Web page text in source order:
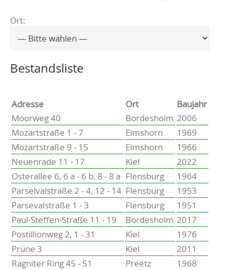
Eckernförde
Heikendorf
Kronshagen
Schwentinental
Preetz
Heide
Bordesholm
Elmshorn
Ort:
Wählen Sie einen Ort, um zur entsprechenden Seite
Bestandsliste
Adresse Ort
Baujahr
Moorweg 40
Bordesholm 2006
Mozartstraße 1 - 7
Elmshorn
1969
Mozartstraße 9 - 15
Elmshorn
1966
Neuenrade 11 - 17
Kiel
2022
Osterallee 6, 6 a - 6 b, 8 - 8 a Flensburg
1964
Parselvalstraße 2 - 4, 12 - 14 Flensburg
1953
Parsevalstraße 1 - 3
Flensburg
1951
Paul-Steffen-Straße 11 - 19
Bordesholm 2017
Postillionweg 2, 1 - 31
Kiel
1976
Prüne 3
Kiel
2011
Ragniter Ring 45 - 51
Preetz
1968